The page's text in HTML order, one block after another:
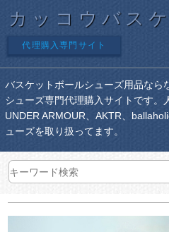
カッコウバスケ
代理購入専門サイト
バスケットボールシューズ用品なら
シューズ専門代理購入サイトです。
UNDER ARMOUR、AKTR、
ューズを取り扱ってます。